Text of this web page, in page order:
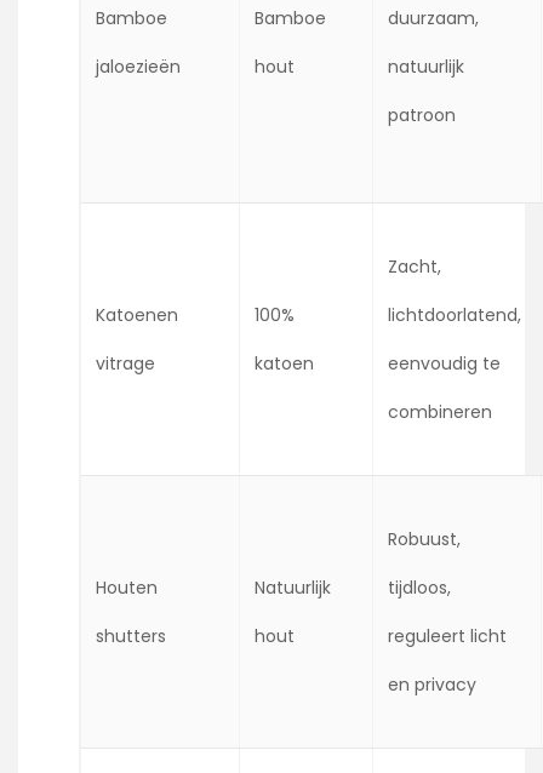
Bamboe
jaloezieën
Bamboe
hout
duurzaam,
natuurlijk
patroon
Katoenen
vitrage
100%
katoen
Zacht,
lichtdoorlatend,
eenvoudig te
combineren
Houten
shutters
Natuurlijk
hout
Robuust,
tijdloos,
reguleert licht
en privacy